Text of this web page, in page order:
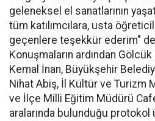
geleneksel el sanatlarının
tüm katılımcılara, usta
geçenlere teşekkür ederim"
Konuşmaların ardından
Kemal İnan, Büyükşehir
Nihat Abiş, İl Kültür ve Turizm
ve İlçe Milli Eğitim Müdürü
aralarında bulunduğu protokol